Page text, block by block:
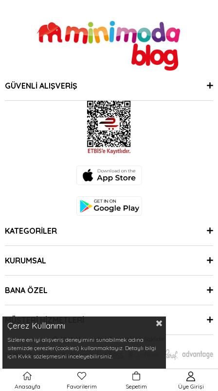
GÜVENLİ ALIŞVERİŞ
KATEGORİLER
KURUMSAL
BANA ÖZEL
MÜŞTERİ HİZMETLERİ
© 2024 Minimoda | Tüm Hakları Saklıdır.
Çerez Kullanımı
Sizlere en iyi alışveriş deneyimini sunabilmek adına
sitemizde çerezler(cookies) kullanmaktayız. Detaylı bilgi
için Kvkk sözleşmesini inceleyebilirsiniz.
Anasayfa Favorilerim Sepetim Üye Girişi